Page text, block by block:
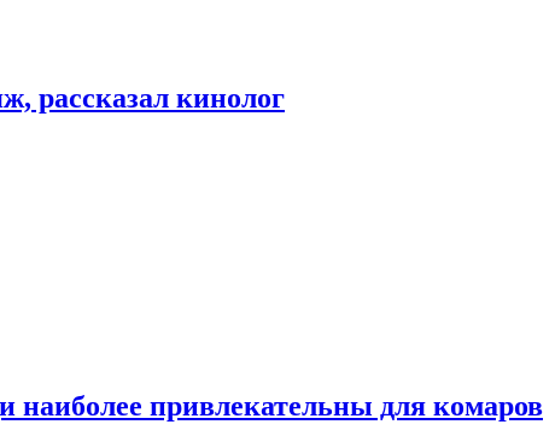
рассказал кинолог
наиболее привлекательны для комаров